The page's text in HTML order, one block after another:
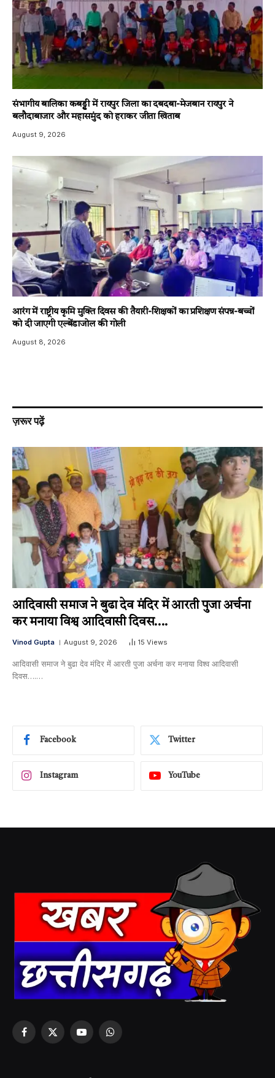
संभागीय बालिका कबड्डी में रायपुर जिला का दबदबा-​मेजबान रायपुर ने
बलौदाबाजार और महासमुंद को हराकर जीता खिताब
August 9, 2026
आरंग में राष्ट्रीय कृमि मुक्ति दिवस की तैयारी-शिक्षकों का प्रशिक्षण संपन्न-बच्चों
को दी जाएगी एल्बेंडाजोल की गोली
August 8, 2026
ज़रूर पढ़ें
आदिवासी समाज ने बुढा देव मंदिर में आरती पुजा अर्चना
कर मनाया विश्व आदिवासी दिवस….
Vinod Gupta August 9, 2026 15 Views
आदिवासी समाज ने बुढा देव मंदिर में आरती पुजा अर्चना कर मनाया विश्व आदिवासी
दिवस….…
Facebook Twitter
Instagram YouTube
Facebook
X
YouTubeWhatsApp